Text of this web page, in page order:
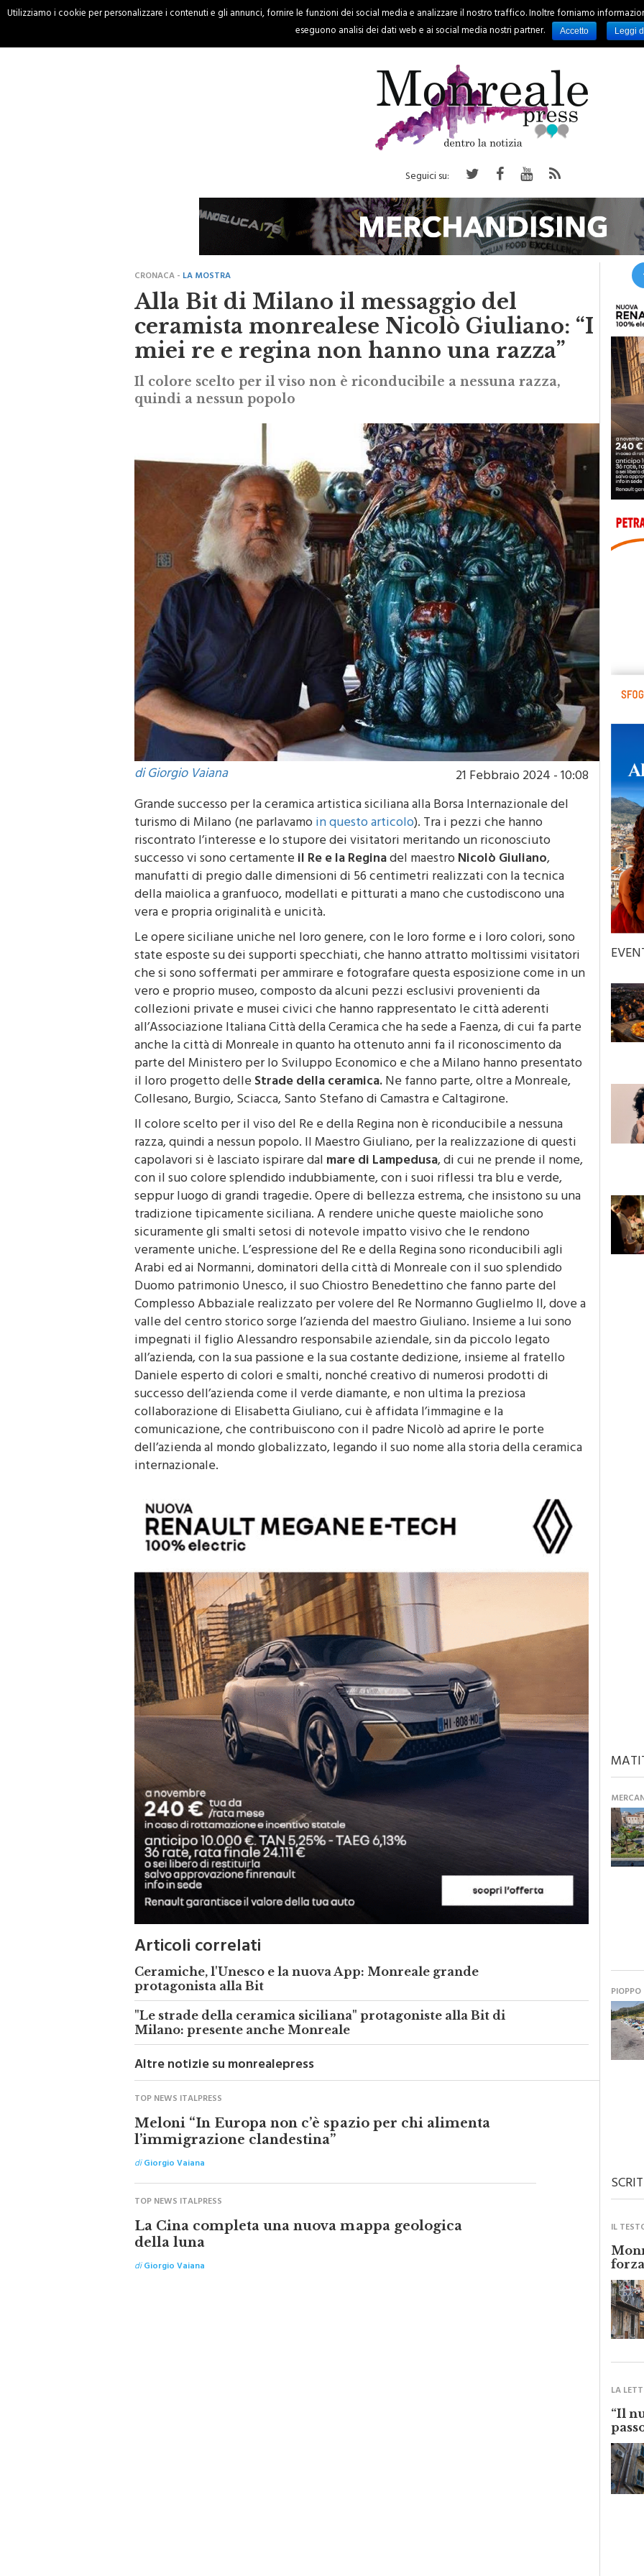
HOME CRONACA PALERMO REGIONE EVENTI RUBRICHE SPORT
Seguici su:
Alla Bit di Milano il messaggio del
ceramista monrealese Nicolò Giuliano: “I
miei re e regina non hanno una razza”
Il colore scelto per il viso non è riconducibile a nessuna razza,
quindi a nessun popolo
di Giorgio Vaiana
21 Febbraio 2024 - 10:08
Grande successo per la ceramica artistica siciliana alla Borsa Internazionale del
turismo di Milano (ne parlavamoin questo articolo). Tra i pezzi che hanno
riscontrato l’interesse e lo stupore dei visitatori meritando un riconosciuto
successo vi sono certamenteil Re e la Reginadel maestroNicolò Giuliano,
manufatti di pregio dalle dimensioni di 56 centimetri realizzati con la tecnica
della maiolica a granfuoco, modellati e pitturati a mano che custodiscono una
vera e propria originalità e unicità.
Le opere siciliane uniche nel loro genere, con le loro forme e i loro colori, sono
state esposte su dei supporti specchiati, che hanno attratto moltissimi visitatori
che si sono soffermati per ammirare e fotografare questa esposizione come in un
vero e proprio museo, composto da alcuni pezzi esclusivi provenienti da
collezioni private e musei civici che hanno rappresentato le città aderenti
all’Associazione Italiana Città della Ceramica che ha sede a Faenza, di cui fa parte
anche la città di Monreale in quanto ha ottenuto anni fa il riconoscimento da
parte del Ministero per lo Sviluppo Economico e che a Milano hanno presentato
il loro progetto delleStrade della ceramica.Ne fanno parte, oltre a Monreale,
Collesano, Burgio, Sciacca, Santo Stefano di Camastra e Caltagirone.
Il colore scelto per il viso del Re e della Regina non è riconducibile a nessuna
razza, quindi a nessun popolo. Il Maestro Giuliano, per la realizzazione di questi
capolavori si è lasciato ispirare dalmare di Lampedusa, di cui ne prende il nome,
con il suo colore splendido indubbiamente, con i suoi riflessi tra blu e verde,
seppur luogo di grandi tragedie. Opere di bellezza estrema, che insistono su una
tradizione tipicamente siciliana. A rendere uniche queste maioliche sono
sicuramente gli smalti setosi di notevole impatto visivo che le rendono
veramente uniche. L’espressione del Re e della Regina sono riconducibili agli
Arabi ed ai Normanni, dominatori della città di Monreale con il suo splendido
Duomo patrimonio Unesco, il suo Chiostro Benedettino che fanno parte del
Complesso Abbaziale realizzato per volere del Re Normanno Guglielmo II, dove a
valle del centro storico sorge l’azienda del maestro Giuliano. Insieme a lui sono
impegnati il figlio Alessandro responsabile aziendale, sin da piccolo legato
all’azienda, con la sua passione e la sua costante dedizione, insieme al fratello
Daniele esperto di colori e smalti, nonché creativo di numerosi prodotti di
successo dell’azienda come il verde diamante, e non ultima la preziosa
collaborazione di Elisabetta Giuliano, cui è affidata l’immagine e la
comunicazione, che contribuiscono con il padre Nicolò ad aprire le porte
dell’azienda al mondo globalizzato, legando il suo nome alla storia della ceramica
internazionale.
Articoli correlati
Ceramiche, l'Unesco e la nuova App: Monreale grande
protagonista alla Bit
"Le strade della ceramica siciliana" protagoniste alla Bit di
Milano: presente anche Monreale
Altre notizie su monrealepress
Meloni “In Europa non c’è spazio per chi alimenta
l’immigrazione clandestina”
Giorgio Vaiana
La Cina completa una nuova mappa geologica
della luna
Giorgio Vaiana
PIOPPO
“Il
Utilizziamo i cookie per personalizzare i contenuti e gli annunci, fornire le funzioni dei social media e analizzare il nostro traffico. Inoltre forniamo
eseguono analisi dei dati web e ai social media nostri partner.
Accetto Leggi